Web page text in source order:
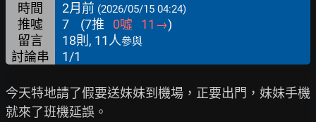
時間 2月前 (2026/05/15 04:24)
推噓 7 (7推 0噓 11 →)
留言
18則, 11人參與
討論串 1/1
今天特地請了假要送妹妹到機場，正要出門，妹妹手機
就來了班機延誤。